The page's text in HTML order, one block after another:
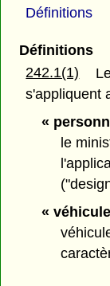
Définitions
Définitions
242.1(1)
s'appliquent
«
le
«